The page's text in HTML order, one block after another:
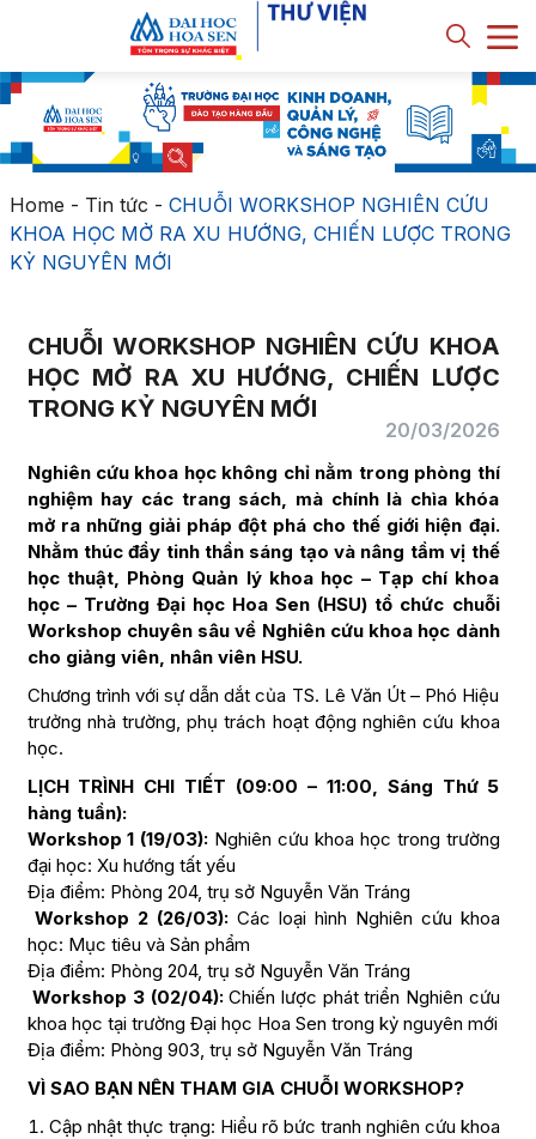
Home - Tin tức - CHUỖI WORKSHOP NGHIÊN CỨU
KHOA HỌC MỞ RA XU HƯỚNG, CHIẾN LƯỢC TRONG
KỶ NGUYÊN MỚI
CHUỖI WORKSHOP NGHIÊN CỨU KHOA
HỌC MỞ RA XU HƯỚNG, CHIẾN LƯỢC
TRONG KỶ NGUYÊN MỚI
20/03/2026
Nghiên cứu khoa học không chỉ nằm trong phòng thí
nghiệm hay các trang sách, mà chính là chìa khóa
mở ra những giải pháp đột phá cho thế giới hiện đại.
Nhằm thúc đẩy tinh thần sáng tạo và nâng tầm vị thế
học thuật, Phòng Quản lý khoa học – Tạp chí khoa
học – Trường Đại học Hoa Sen (HSU) tổ chức chuỗi
Workshop chuyên sâu về Nghiên cứu khoa học dành
cho giảng viên, nhân viên HSU.
Chương trình với sự dẫn dắt của TS. Lê Văn Út – Phó Hiệu
trưởng nhà trường, phụ trách hoạt động nghiên cứu khoa
học.
LỊCH TRÌNH CHI TIẾT (09:00 – 11:00, Sáng Thứ 5
hàng tuần):
Workshop 1 (19/03): Nghiên cứu khoa học trong trường
đại học: Xu hướng tất yếu
Địa điểm: Phòng 204, trụ sở Nguyễn Văn Tráng
Workshop 2 (26/03): Các loại hình Nghiên cứu khoa
học: Mục tiêu và Sản phẩm
Địa điểm: Phòng 204, trụ sở Nguyễn Văn Tráng
Workshop 3 (02/04):Chiến lược phát triển Nghiên cứu
khoa học tại trường Đại học Hoa Sen trong kỷ nguyên mới
Địa điểm: Phòng 903, trụ sở Nguyễn Văn Tráng
VÌ SAO BẠN NÊN THAM GIA CHUỖI WORKSHOP?
Cập nhật thực trạng: Hiểu rõ bức tranh nghiên cứu khoa